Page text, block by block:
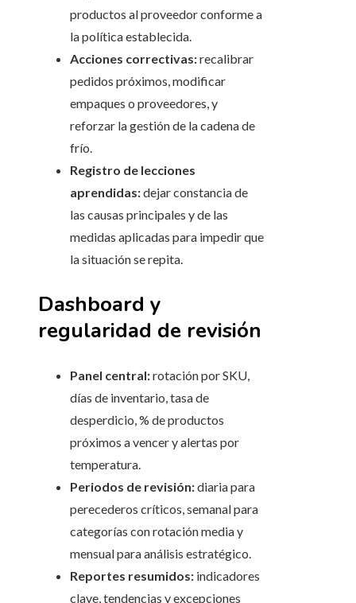
productos al proveedor conforme a
la política establecida.
Acciones correctivas:recalibrar
pedidos próximos, modificar
empaques o proveedores, y
reforzar la gestión de la cadena de
frío.
Registro de lecciones
aprendidas:dejar constancia de
las causas principales y de las
medidas aplicadas para impedir que
la situación se repita.
Dashboard y
regularidad de revisión
Panel central:rotación por SKU,
días de inventario, tasa de
desperdicio, % de productos
próximos a vencer y alertas por
temperatura.
Periodos de revisión:diaria para
perecederos críticos, semanal para
categorías con rotación media y
mensual para análisis estratégico.
Reportes resumidos: indicadores
clave, tendencias y excepciones